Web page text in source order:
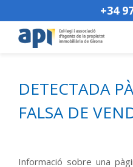
+34
DETECTADA
FALSA DE
Informació sobre una